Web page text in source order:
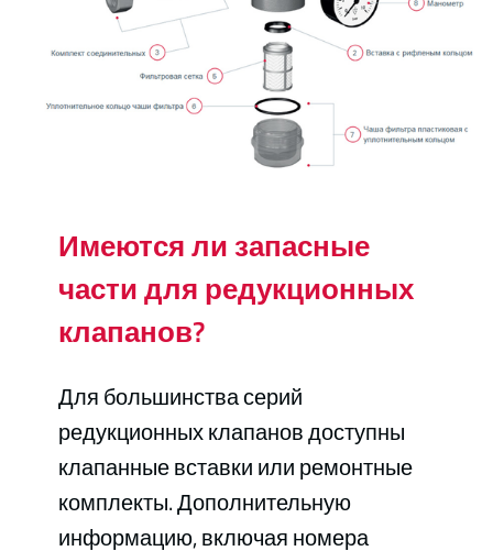
Имеются ли запасные
части для редукционных
клапанов?
Для большинства серий
редукционных клапанов доступны
клапанные вставки или ремонтные
комплекты. Дополнительную
информацию, включая номера